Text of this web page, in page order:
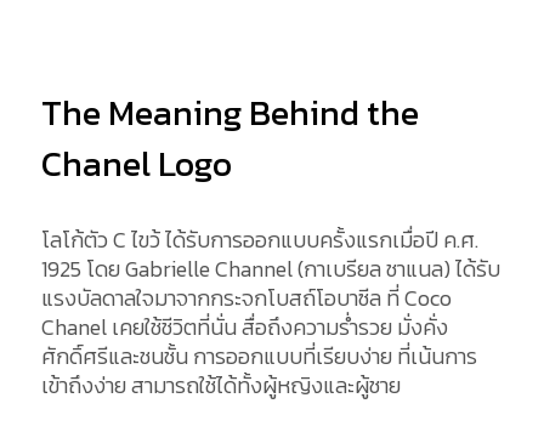
The Meaning Behind the
Chanel Logo
โลโก้ตัว C ไขว้ ได้รับการออกแบบครั้งแรกเมื่อปี ค.ศ.
1925 โดย Gabrielle Channel (กาเบรียล ชาแนล) ได้รับ
แรงบัลดาลใจมาจากกระจกโบสถ์โอบาซีล ที่ Coco
Chanel เคยใช้ชีวิตที่นั่น สื่อถึงความร่ำรวย มั่งคั่ง
ศักดิ์ศรีและชนชั้น การออกแบบที่เรียบง่าย ที่เน้นการ
เข้าถึงง่าย สามารถใช้ได้ทั้งผู้หญิงและผู้ชาย